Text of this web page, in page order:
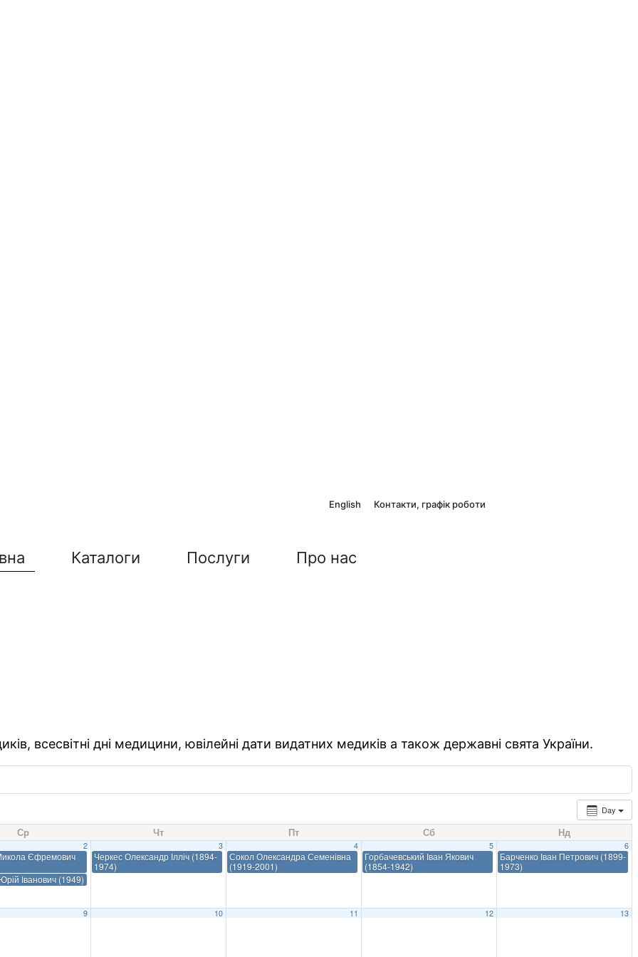
English Контакти, графік роботи
Каталоги Послуги Про нас
всесвітні дні медицини, ювілейні дати видатних медиків а також державні свята України.
Day
Ср Чт Пт Сб Нд
2
Єфремович
Іванович (1949)
3
Черкес Олександр Ілліч (1894-
1974)
4
Сокол Олександра Семенівна
(1919-2001)
5
Горбачевський Іван Якович
(1854-1942)
6
Барченко Іван Петрович (1899-
1973)
9 10 11 12 13